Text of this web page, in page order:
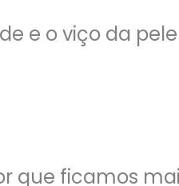
e o viço da
que ficamos